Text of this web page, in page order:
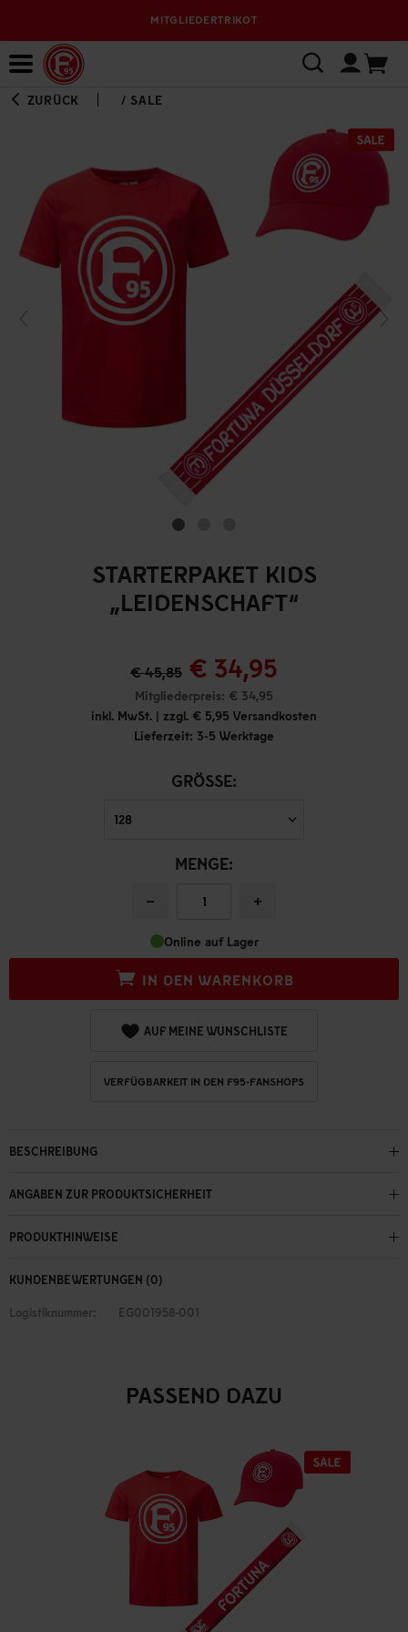
MITGLIEDERTRIKOT
ZURÜCK / SALE
STARTERPAKET KIDS
„LEIDENSCHAFT“
€ 45,85 € 34,95
Mitgliederpreis: € 34,95
inkl. MwSt. | zzgl. € 5,95 Versandkosten
Lieferzeit: 3-5 Werktage
GRÖSSE:
MENGE:
− +
Online auf Lager
IN DEN WARENKORB
AUF MEINE WUNSCHLISTE
VERFÜGBARKEIT IN DEN F95-FANSHOPS
BESCHREIBUNG
ANGABEN ZUR PRODUKTSICHERHEIT
PRODUKTHINWEISE
KUNDENBEWERTUNGEN (0)
Logistiknummer: EG001958-001
PASSEND DAZU